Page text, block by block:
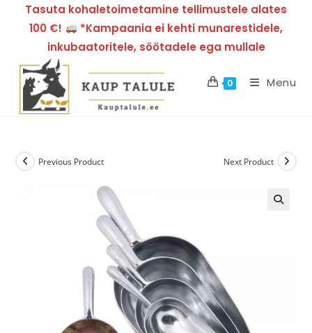
Tasuta kohaletoimetamine tellimustele alates
100 €!
*Kampaania ei kehti munarestidele,
inkubaatoritele, söötadele ega mullale
0 Menu
Previous Product Next Product